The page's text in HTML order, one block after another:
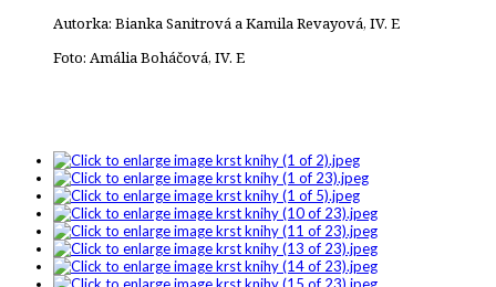
Autorka: Bianka Sanitrová a Kamila Revayová, IV. E
Foto: Amália Boháčová, IV. E